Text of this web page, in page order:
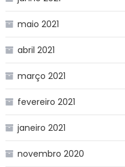
maio 2021
abril 2021
março 2021
fevereiro 2021
janeiro 2021
novembro 2020